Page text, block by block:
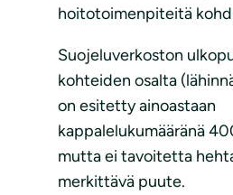
hoitotoimenpiteitä
Suojeluverkoston
kohteiden osalta
on esitetty ainoastaan
kappalelukumääränä
mutta ei tavoitetta
merkittävä puute.